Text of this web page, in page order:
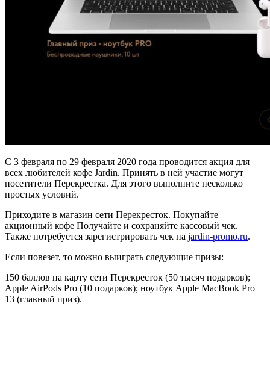
С 3 февраля по 29 февраля 2020 года проводится акция для
всех любителей кофе Jardin. Принять в ней участие могут
посетители Перекрестка. Для этого выполните несколько
простых условий.
Приходите в магазин сети Перекресток. Покупайте
акционный кофе Получайте и сохраняйте кассовый чек.
Также потребуется зарегистрировать чек на jardin-promo.ru.
Если повезет, то можно выиграть следующие призы:
150 баллов на карту сети Перекресток (50 тысяч подарков);
Apple AirPods Pro (10 подарков); ноутбук Apple MacBook Pro
13 (главный приз).